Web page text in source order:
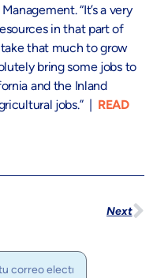
“It’s a very
in that part of
that much to grow
bring some jobs to
and the Inland
jobs.” | READ
Next